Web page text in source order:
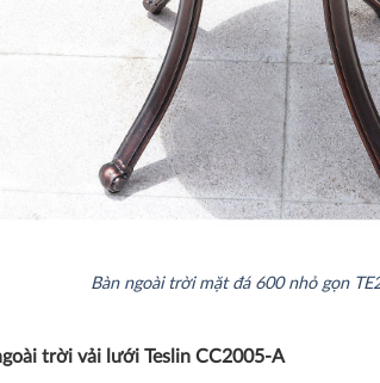
Bàn ngoài trời mặt đá 600 nhỏ gọn
trời vải lưới Teslin CC2005-A